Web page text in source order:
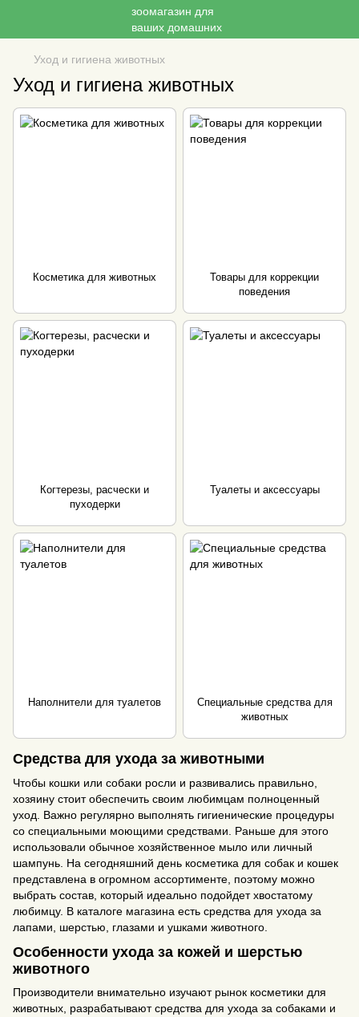
Уход и гигиена животных
Уход и гигиена животных
Средства для ухода за животными
Чтобы кошки или собаки росли и развивались правильно,
хозяину стоит обеспечить своим любимцам полноценный
уход. Важно регулярно выполнять гигиенические процедуры
со специальными моющими средствами. Раньше для этого
использовали обычное хозяйственное мыло или личный
шампунь. На сегодняшний день косметика для собак и кошек
представлена в огромном ассортименте, поэтому можно
выбрать состав, который идеально подойдет хвостатому
любимцу. В каталоге магазина есть средства для ухода за
лапами, шерстью, глазами и ушками животного.
Особенности ухода за кожей и шерстью
животного
Производители внимательно изучают рынок косметики для
животных, разрабатывают средства для ухода за собаками и
Косметика для животных
Товары для коррекции
поведения
Когтерезы, расчески и
пуходерки
Туалеты и аксессуары
Наполнители для туалетов
Специальные средства для
животных